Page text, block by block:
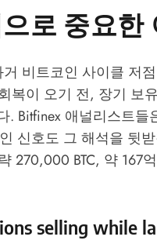
로 중요한
비트코인 사이클 저
복이 오기 전, 장기 보
Bitfinex 애널리스트들
신호도 그 해석을 뒷
270,000 BTC, 약 167
selling while